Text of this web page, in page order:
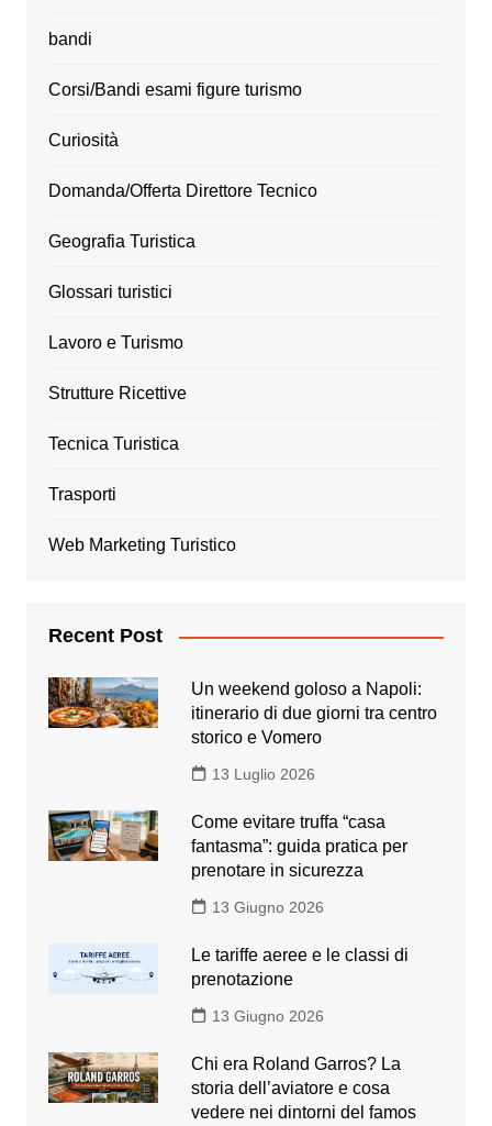
bandi
Corsi/Bandi esami figure turismo
Curiosità
Domanda/Offerta Direttore Tecnico
Geografia Turistica
Glossari turistici
Lavoro e Turismo
Strutture Ricettive
Tecnica Turistica
Trasporti
Web Marketing Turistico
Recent Post
Un weekend goloso a Napoli:
itinerario di due giorni tra centro
storico e Vomero
13 Luglio 2026
Come evitare truffa “casa
fantasma”: guida pratica per
prenotare in sicurezza
13 Giugno 2026
Le tariffe aeree e le classi di
prenotazione
13 Giugno 2026
Chi era Roland Garros? La
storia dell’aviatore e cosa
vedere nei dintorni del famos